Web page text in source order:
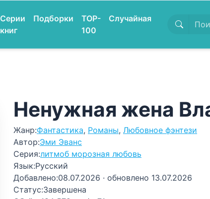
Серии
книг
Подборки
TOP-
100
Случайная
Ненужная жена
Жанр:Фантастика, Романы, Любовное фэнтези
Автор:Эми Эванс
Серия:литмоб морозная любовь
Язык:Русский
Добавлено:08.07.2026 · обновлено 13.07.2026
Статус:Завершена